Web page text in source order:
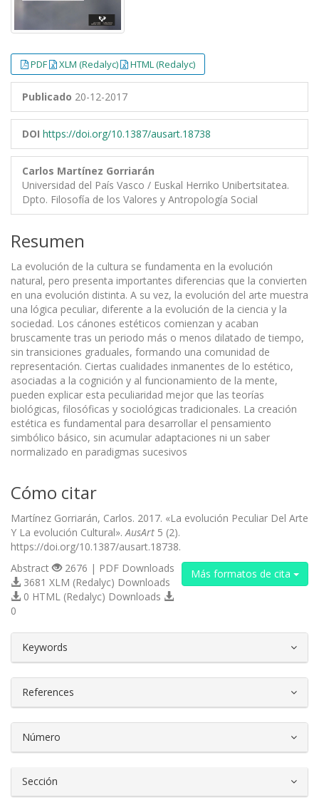
PDF XLM (Redalyc) HTML (Redalyc)
Publicado 20-12-2017
DOI https://doi.org/10.1387/ausart.18738
Carlos Martínez Gorriarán
Universidad del País Vasco / Euskal Herriko Unibertsitatea.
Dpto. Filosofía de los Valores y Antropología Social
Resumen
La evolución de la cultura se fundamenta en la evolución
natural, pero presenta importantes diferencias que la convierten
en una evolución distinta. A su vez, la evolución del arte muestra
una lógica peculiar, diferente a la evolución de la ciencia y la
sociedad. Los cánones estéticos comienzan y acaban
bruscamente tras un periodo más o menos dilatado de tiempo,
sin transiciones graduales, formando una comunidad de
representación. Ciertas cualidades inmanentes de lo estético,
asociadas a la cognición y al funcionamiento de la mente,
pueden explicar esta peculiaridad mejor que las teorías
biológicas, filosóficas y sociológicas tradicionales. La creación
estética es fundamental para desarrollar el pensamiento
simbólico básico, sin acumular adaptaciones ni un saber
normalizado en paradigmas sucesivos
Cómo citar
Martínez Gorriarán, Carlos. 2017. «La evolución Peculiar Del Arte
Y La evolución Cultural». AusArt 5 (2).
https://doi.org/10.1387/ausart.18738.
Más formatos de cita
Abstract
2676 | PDF Downloads
3681 XLM (Redalyc) Downloads
0 HTML (Redalyc) Downloads
0
Keywords
References
Número
Sección